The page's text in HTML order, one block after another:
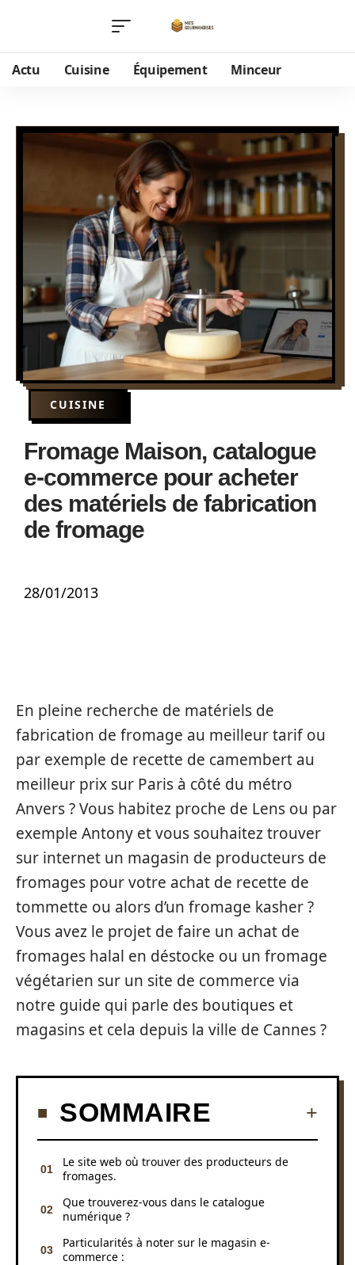
Actu Cuisine Équipement Minceur
CUISINE
Fromage Maison, catalogue
e-commerce pour acheter
des matériels de fabrication
de fromage
28/01/2013
En pleine recherche de matériels de
fabrication de fromage au meilleur tarif ou
par exemple de recette de camembert au
meilleur prix sur Paris à côté du métro
Anvers ? Vous habitez proche de Lens ou par
exemple Antony et vous souhaitez trouver
sur internet un magasin de producteurs de
fromages pour votre achat de recette de
tommette ou alors d’un fromage kasher ?
Vous avez le projet de faire un achat de
fromages halal en déstocke ou un fromage
végétarien sur un site de commerce via
notre guide qui parle des boutiques et
magasins et cela depuis la ville de Cannes ?
SOMMAIRE
Le site web où trouver des producteurs de
fromages.
Que trouverez-vous dans le catalogue
numérique ?
Particularités à noter sur le magasin e-
commerce :